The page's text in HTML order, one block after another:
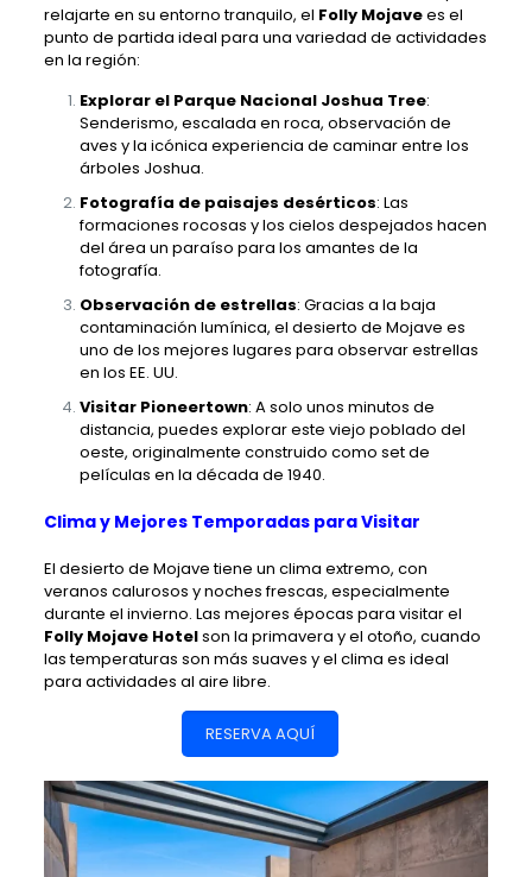
relajarte en su entorno tranquilo, el Folly Mojavees el
punto de partida ideal para una variedad de actividades
en la región:
Explorar el Parque Nacional Joshua Tree:
Senderismo, escalada en roca, observación de
aves y la icónica experiencia de caminar entre los
árboles Joshua.
Fotografía de paisajes desérticos: Las
formaciones rocosas y los cielos despejados hacen
del área un paraíso para los amantes de la
fotografía.
Observación de estrellas: Gracias a la baja
contaminación lumínica, el desierto de Mojave es
uno de los mejores lugares para observar estrellas
en los EE. UU.
Visitar Pioneertown: A solo unos minutos de
distancia, puedes explorar este viejo poblado del
oeste, originalmente construido como set de
películas en la década de 1940.
Clima y Mejores Temporadas para Visitar
El desierto de Mojave tiene un clima extremo, con
veranos calurosos y noches frescas, especialmente
durante el invierno. Las mejores épocas para visitar el
Folly Mojave Hotelson la primavera y el otoño, cuando
las temperaturas son más suaves y el clima es ideal
para actividades al aire libre.
RESERVA AQUÍ